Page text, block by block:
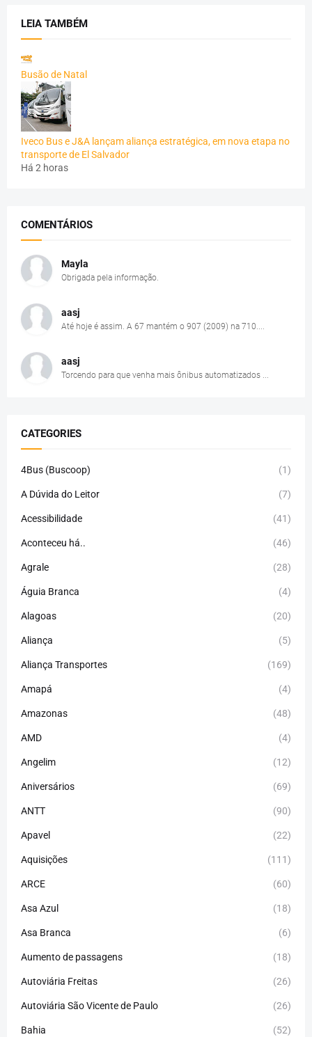
LEIA TAMBÉM
Busão de Natal
Iveco Bus e J&A lançam aliança estratégica, em nova etapa no
transporte de El Salvador
Há 2 horas
COMENTÁRIOS
Mayla
Obrigada pela informação.
aasj
Até hoje é assim. A 67 mantém o 907 (2009) na 710....
aasj
Torcendo para que venha mais ônibus automatizados ...
CATEGORIES
4Bus (Buscoop) (1)
A Dúvida do Leitor (7)
Acessibilidade (41)
Aconteceu há.. (46)
Agrale (28)
Águia Branca (4)
Alagoas (20)
Aliança (5)
Aliança Transportes (169)
Amapá (4)
Amazonas (48)
AMD (4)
Angelim (12)
Aniversários (69)
ANTT (90)
Apavel (22)
Aquisições (111)
ARCE (60)
Asa Azul (18)
Asa Branca (6)
Aumento de passagens (18)
Autoviária Freitas (26)
Autoviária São Vicente de Paulo (26)
Bahia (52)